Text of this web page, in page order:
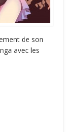
de son
avec les